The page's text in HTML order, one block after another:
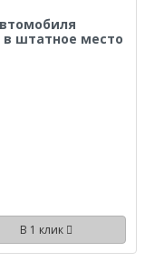
в штатное место
В 1 клик